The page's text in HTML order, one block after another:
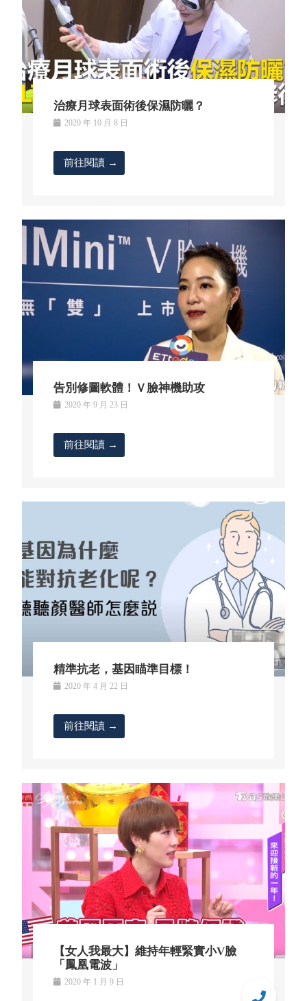
治療月球表面術後保濕防曬？
2020 年 10 月 8 日
前往閱讀 →
告別修圖軟體！Ｖ臉神機助攻
2020 年 9 月 23 日
前往閱讀 →
精準抗老，基因瞄準目標！
2020 年 4 月 22 日
前往閱讀 →
【女人我最大】維持年輕緊實小V臉
「鳳凰電波」
2020 年 1 月 9 日